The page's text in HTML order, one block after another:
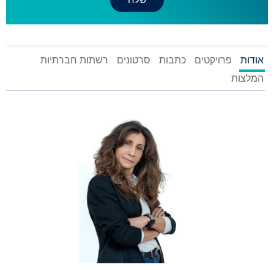
אודות פרויקטים כתבות סרטונים
רשתות חברתיות
המלצות